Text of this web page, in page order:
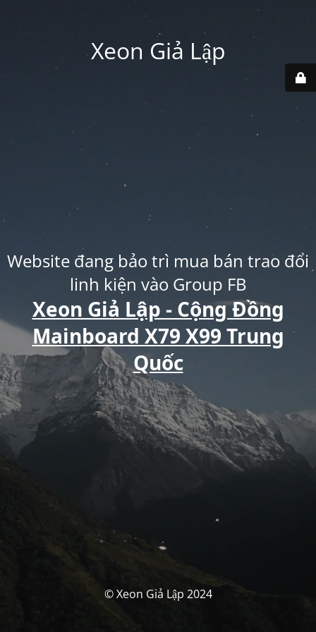
Xeon Giả Lập
Website đang bảo trì mua bán trao đổi
linh kiện vào Group FB
Xeon Giả Lập - Cộng Đồng
Mainboard X79 X99 Trung
Quốc
© Xeon Giả Lập 2024